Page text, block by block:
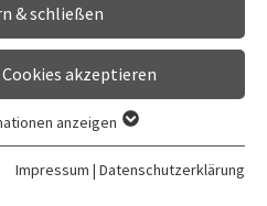
Referent Thema
& schließen
akzeptieren
grundlegende Funktionen der
gewährleistet, dass die
anzeigen
Impressum | Datenschutzerklärung